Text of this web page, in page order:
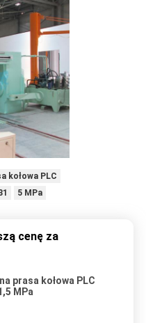
kołowa PLC
5 MPa
cenę za
prasa kołowa PLC
MPa